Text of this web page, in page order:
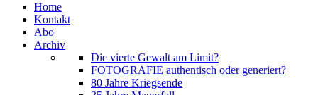
Home
Kontakt
Abo
Archiv
Die vierte Gewalt am Limit?
FOTOGRAFIE authentisch oder generiert?
80 Jahre Kriegsende